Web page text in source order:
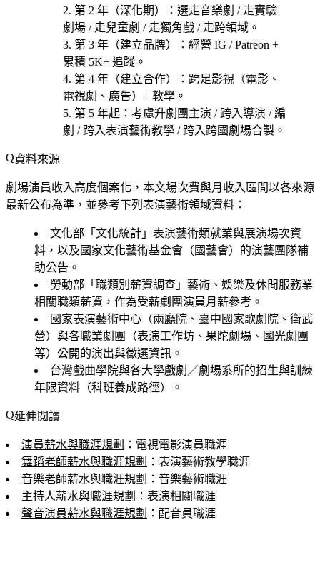
第 2 年（深化期）
：選走音樂劇 / 走實驗
劇場 / 走兒童劇 / 走獨角戲 / 走跨領域 。
第 3 年（建立品牌）
：經營 IG / Patreon +
累積 5K+ 追蹤。
第 4 年（建立合作）
：跨足影視（電影、
電視劇、廣告）+ 教學。
第 5 年起 ：考慮升劇團主演 / 跨入導演 / 編
劇 / 跨入表演藝術教學 / 跨入跨國劇場合製 。
資料來源
劇場演員收入高度個案化，本文場次費與月收入區間以各來源
最新公布為準，並參考下列表演藝術領域資料：
文化部「文化統計」表演藝術類就業與展演場次資
料，以及國家文化藝術基金會（國藝會）的演藝團隊補
助公告。
勞動部「職類別薪資調查」藝術、娛樂及休閒服務業
相關職類薪資，作為受薪劇團演員月薪參考。
國家表演藝術中心（兩廳院、臺中國家歌劇院、衛武
營）與各職業劇團（表演工作坊、果陀劇場、國光劇團
等）公開的演出與徵選資訊。
台灣戲曲學院與各大學戲劇／劇場系所的招生與訓練
年限資料（科班養成路徑）。
延伸閱讀
演員薪水與職涯規劃 ：電視電影演員職涯
舞蹈老師薪水與職涯規劃 ：表演藝術教學職涯
音樂老師薪水與職涯規劃 ：音樂藝術職涯
主持人薪水與職涯規劃 ：表演相關職涯
聲音演員薪水與職涯規劃 ：配音員職涯